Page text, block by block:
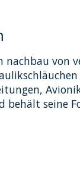
von
seine